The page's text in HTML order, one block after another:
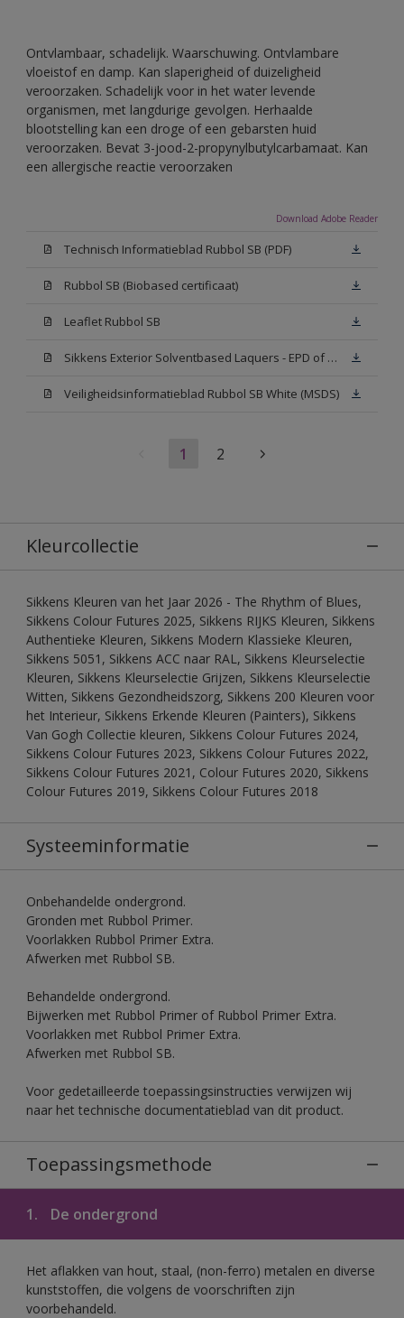
Ontvlambaar, schadelijk. Waarschuwing. Ontvlambare
vloeistof en damp. Kan slaperigheid of duizeligheid
veroorzaken. Schadelijk voor in het water levende
organismen, met langdurige gevolgen. Herhaalde
blootstelling kan een droge of een gebarsten huid
veroorzaken. Bevat 3-jood-2-propynylbutylcarbamaat. Kan
een allergische reactie veroorzaken
Download Adobe Reader
Technisch Informatieblad Rubbol SB (PDF)
Rubbol SB (Biobased certificaat)
Leaflet Rubbol SB
Sikkens Exterior Solventbased Laquers - EPD of Milieuproductverklaring
Veiligheidsinformatieblad Rubbol SB White (MSDS)
1 2
Kleurcollectie
Sikkens Kleuren van het Jaar 2026 - The Rhythm of Blues,
Sikkens Colour Futures 2025, Sikkens RIJKS Kleuren, Sikkens
Authentieke Kleuren, Sikkens Modern Klassieke Kleuren,
Sikkens 5051, Sikkens ACC naar RAL, Sikkens Kleurselectie
Kleuren, Sikkens Kleurselectie Grijzen, Sikkens Kleurselectie
Witten, Sikkens Gezondheidszorg, Sikkens 200 Kleuren voor
het Interieur, Sikkens Erkende Kleuren (Painters), Sikkens
Van Gogh Collectie kleuren, Sikkens Colour Futures 2024,
Sikkens Colour Futures 2023, Sikkens Colour Futures 2022,
Sikkens Colour Futures 2021, Colour Futures 2020, Sikkens
Colour Futures 2019, Sikkens Colour Futures 2018
Systeeminformatie
Onbehandelde ondergrond.
Gronden met Rubbol Primer.
Voorlakken Rubbol Primer Extra.
Afwerken met Rubbol SB.
Behandelde ondergrond.
Bijwerken met Rubbol Primer of Rubbol Primer Extra.
Voorlakken met Rubbol Primer Extra.
Afwerken met Rubbol SB.
Voor gedetailleerde toepassingsinstructies verwijzen wij
naar het technische documentatieblad van dit product.
Toepassingsmethode
1. De ondergrond
Het aflakken van hout, staal, (non-ferro) metalen en diverse
kunststoffen, die volgens de voorschriften zijn
voorbehandeld.